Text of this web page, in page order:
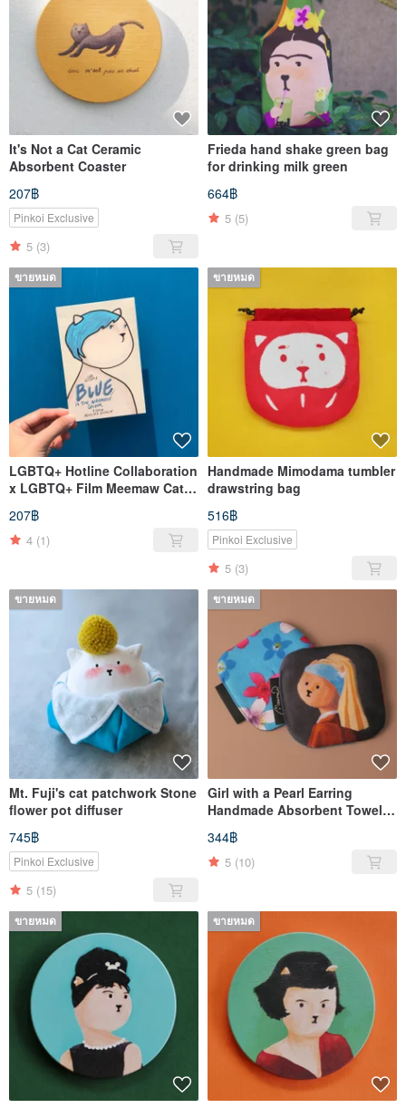
It's Not a Cat Ceramic
Absorbent Coaster
207฿
Pinkoi Exclusive
5 (3)
Frieda hand shake green bag
for drinking milk green
664฿
5 (5)
ขายหมด
LGBTQ+ Hotline Collaboration
x LGBTQ+ Film Meemaw Cat
Postcards
207฿
4 (1)
ขายหมด
Handmade Mimodama tumbler
drawstring bag
516฿
Pinkoi Exclusive
5 (3)
ขายหมด
Mt. Fuji's cat patchwork Stone
flower pot diffuser
745฿
Pinkoi Exclusive
5 (15)
ขายหมด
Girl with a Pearl Earring
Handmade Absorbent Towel
coaster
344฿
5 (10)
ขายหมด ขายหมด